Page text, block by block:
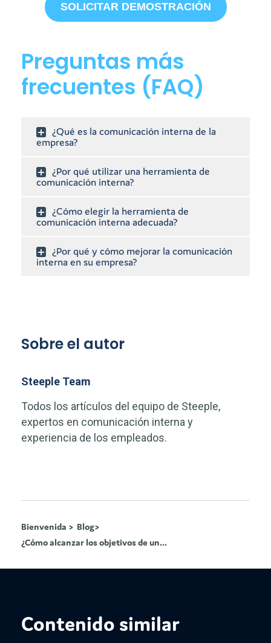
SOLICITAR DEMOSTRACIÓN
Preguntas más
frecuentes (FAQ)
¿Qué es la comunicación interna de la
empresa?
¿Por qué utilizar una herramienta de
comunicación interna?
¿Cómo elegir la herramienta de
comunicación interna adecuada?
¿Por qué y cómo mejorar la comunicación
interna en su empresa?
Sobre el autor
Steeple Team
Todos los artículos del equipo de Steeple,
expertos en comunicación interna y
experiencia de los empleados.
Bienvenida > Blog>
¿Cómo alcanzar los objetivos de un...
Contenido similar